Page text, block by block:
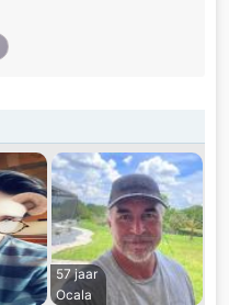
57 jaar
Ocala